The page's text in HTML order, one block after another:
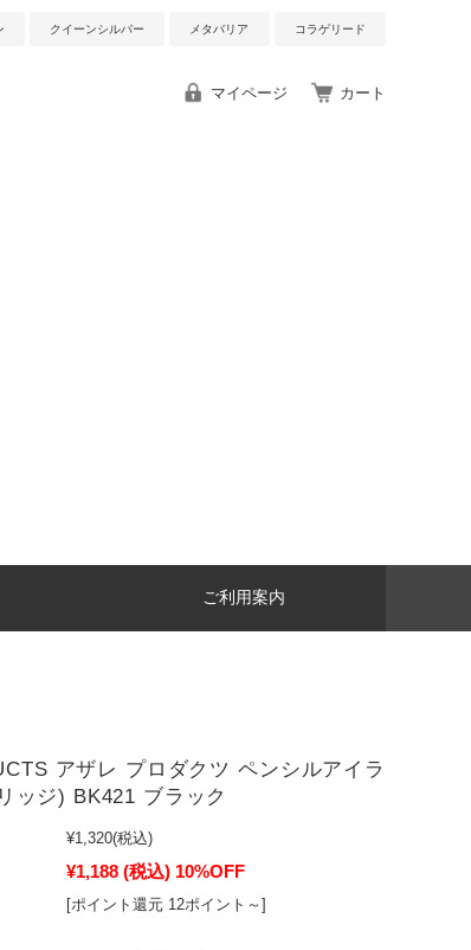
クイーンシルバー メタバリア コラゲリード
マイページ カート
ご利用案内
アザレ プロダクツ ペンシルアイラ
ッジ) BK421 ブラック
¥1,320(税込)
¥1,188 (税込) 10%OFF
[ポイント還元 12ポイント～]